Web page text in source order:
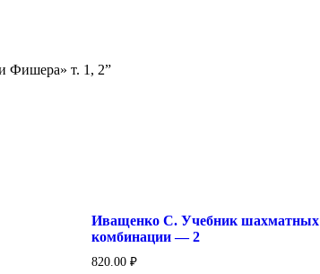
Фишера» т. 1, 2”
Иващенко С. Учебник шахматных
комбинации — 2
820.00 ₽